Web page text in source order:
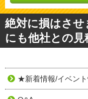
絶対に損はさ
にも他社との見
★新着情報/イベン